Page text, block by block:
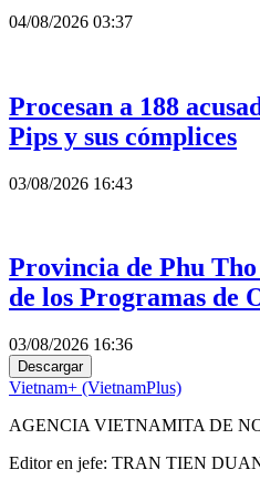
04/08/2026 03:37
Procesan a 188
Pips y sus cómplices
03/08/2026 16:43
Provincia de Phu
de los Programas de
03/08/2026 16:36
Descargar
Vietnam+ (VietnamPlus)
AGENCIA VIETNAMITA DE
Editor en jefe: TRAN TIEN